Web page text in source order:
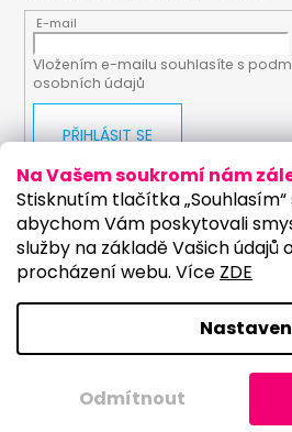
Na Vašem soukromí nám
Stisknutím tlačítka
abychom Vám poskytovali
služby na základě Vašich údajů
procházení webu. Více ZDE
Odmítnout
E-mail
Vložením e-mailu souhlasíte s
osobních údajů
PŘIHLÁSIT SE
Vytvořil Shoptet
Copyright 2026